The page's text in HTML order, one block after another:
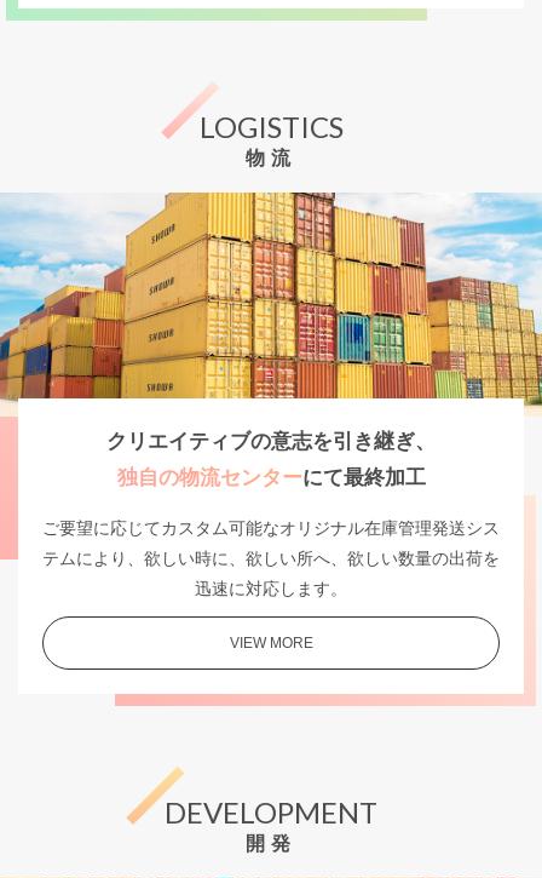
LOGISTICS
物流
クリエイティブの意志を引き継ぎ、
独自の物流センターにて最終加工
ご要望に応じてカスタム可能なオリジナル在庫管理発送シス
テムにより、欲しい時に、欲しい所へ、欲しい数量の出荷を
迅速に対応します。
VIEW MORE
DEVELOPMENT
開発